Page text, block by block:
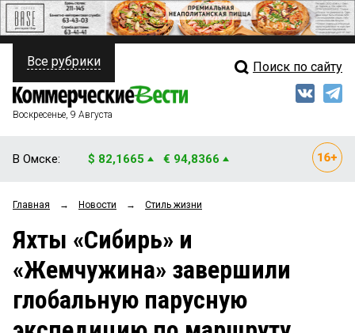
ПОЛИТИКА
ФИНАНСЫ
ОБЩЕСТВО
ЗАКОН
НОВОСТИ КОМПАНИЙ
Свежий выпуск
Блоги
Архив
Все рубрики Поиск по сайту
Воскресенье, 9 Августа
В Омске: $ 82,1665 € 94,8366
Главная → Новости → Стиль жизни
Яхты «Сибирь» и
«Жемчужина» завершили
глобальную парусную